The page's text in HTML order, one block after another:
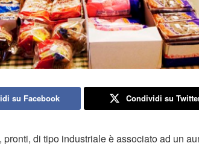
su Facebook Condividi su
di tipo industriale è associato ad un